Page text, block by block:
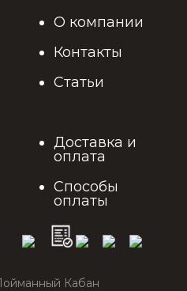
О компании
Контакты
Статьи
Доставка и
оплата
Способы
оплаты
Кабан